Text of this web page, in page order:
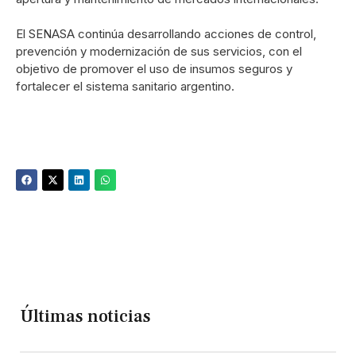
El SENASA continúa desarrollando acciones de control,
prevención y modernización de sus servicios, con el
objetivo de promover el uso de insumos seguros y
fortalecer el sistema sanitario argentino.
Últimas noticias